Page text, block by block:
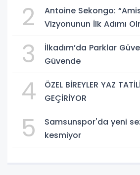
2
Antoine Sekongo:
Vizyonunun İlk Adımı
3
İlkadım’da Parklar
Güvende
4
ÖZEL BİREYLER YAZ
GEÇİRİYOR
5
Samsunspor'da yeni
kesmiyor